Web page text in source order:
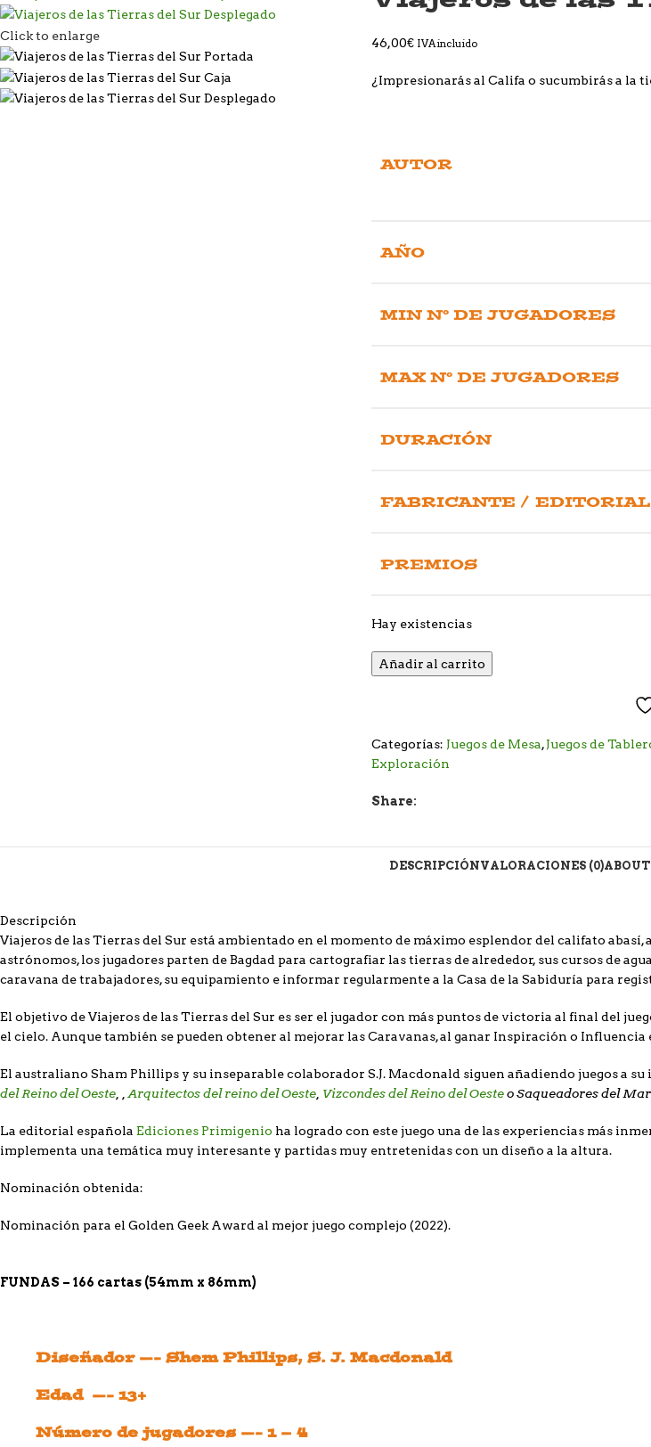
Click to enlarge
46,00€ IVA incluido
¿Impresionarás al Califa o sucumbirás a la
AUTOR
AÑO
MIN Nº DE JUGADORES
MAX Nº DE JUGADORES
DURACIÓN
FABRICANTE / EDITORIAL
PREMIOS
Hay existencias
Añadir al carrito
Categorías: Juegos de Mesa,Juegos de
Exploración
Share:
DESCRIPCIÓNVALORACIONES (0)
Descripción
Viajeros de las Tierras del Sur está ambientado en el momento de máximo esplendor del califato
astrónomos, los jugadores parten de Bagdad para cartografiar las tierras de alrededor, sus cursos de
caravana de trabajadores, su equipamiento e informar regularmente a la Casa de la Sabiduría para
El objetivo deViajeros de las Tierras del Sur es ser el jugador con más puntos de victoria al final del
el cielo. Aunque también se pueden obtener al mejorar las Caravanas, al ganar Inspiración o
El australiano Sham Phillips y su inseparable colaborador S.J. Macdonald siguen añadiendo juegos a
del Reino del Oeste, ,Arquitectos del reino del Oeste, Vizcondes del Reino del OesteoSaqueadores del
La editorial española Ediciones Primigenio ha logrado con este juego una de las experiencias más
implementa una temática muy interesante y partidas muy entretenidas con un diseño a la altura.
Nominación obtenida:
Nominación para el Golden Geek Award al mejor juego complejo (2022).
FUNDAS – 166 cartas (54mm x 86mm)
Diseñador —- Shem Phillips, S. J. Macdonald
Edad —- 13+
Número de jugadores —- 1 – 4